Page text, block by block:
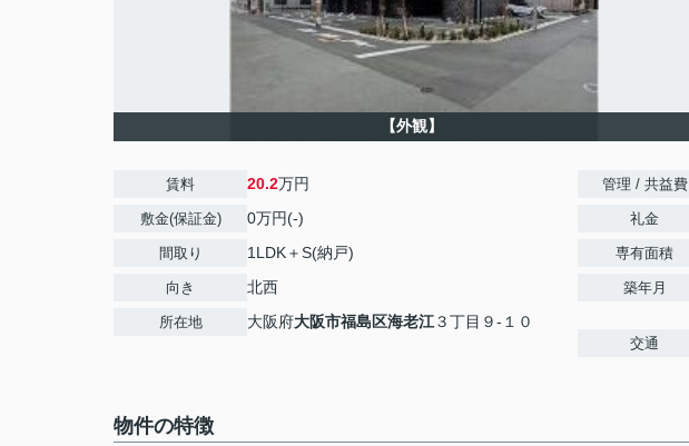
【外観】
賃料 20.2万円
敷金(保証金) 0万円(-)
間取り 1LDK＋S(納戸)
向き 北西
所在地 大阪府大阪市福島区海老江３丁目９-１０
管理 / 共益費
礼金
専有面積
築年月
交通
物件の特徴